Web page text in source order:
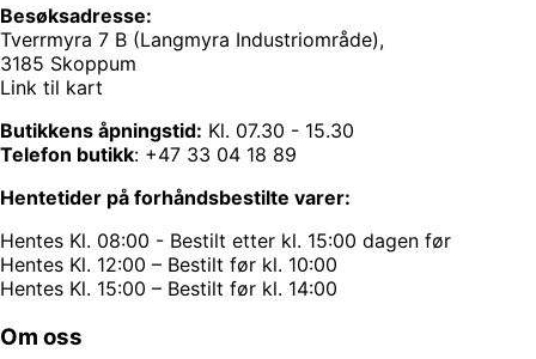
Besøksadresse:
Tverrmyra 7 B (Langmyra Industriområde),
3185 Skoppum
Link til kart
Butikkens åpningstid: Kl. 07.30 - 15.30
Telefon butikk: +47 33 04 18 89
Hentetider på forhåndsbestilte varer:
Hentes Kl. 08:00 - Bestilt etter kl. 15:00 dagen før
Hentes Kl. 12:00 – Bestilt før kl. 10:00
Hentes Kl. 15:00 – Bestilt før kl. 14:00
Om oss